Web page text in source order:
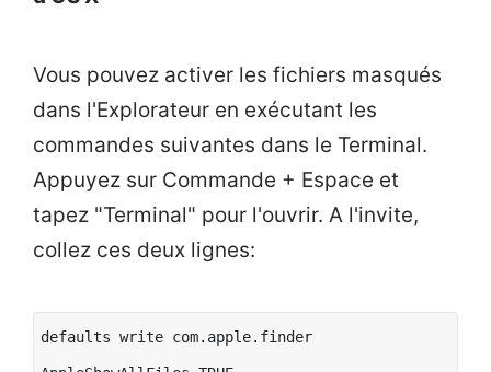
Vous pouvez activer les fichiers masqués
dans l'Explorateur en exécutant les
commandes suivantes dans le Terminal.
Appuyez sur Commande + Espace et
tapez "Terminal" pour l'ouvrir. A l'invite,
collez ces deux lignes:
defaults write com.apple.finder